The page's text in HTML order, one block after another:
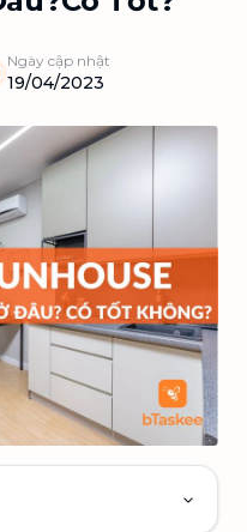
Ngày cập nhật
19/04/2023